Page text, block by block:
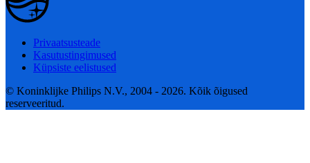
Privaatsusteade
Kasutustingimused
Küpsiste eelistused
© Koninklijke Philips N.V., 2004 - 2026. Kõik õigused
reserveeritud.